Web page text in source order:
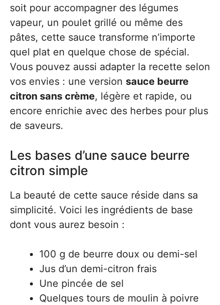
soit pour accompagner des légumes
vapeur, un poulet grillé ou même des
pâtes, cette sauce transforme n’importe
quel plat en quelque chose de spécial.
Vous pouvez aussi adapter la recette selon
vos envies : une version sauce beurre
citron sans crème, légère et rapide, ou
encore enrichie avec des herbes pour plus
de saveurs.
Les bases d’une sauce beurre
citron simple
La beauté de cette sauce réside dans sa
simplicité. Voici les ingrédients de base
dont vous aurez besoin :
100 g de beurre doux ou demi-sel
Jus d’un demi-citron frais
Une pincée de sel
Quelques tours de moulin à poivre